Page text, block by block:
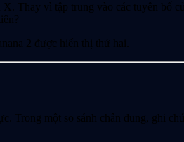
Thay vì tập trung vào các tuyên bố
2 được hiển thị thứ hai.
Trong một so sánh chân dung, ghi